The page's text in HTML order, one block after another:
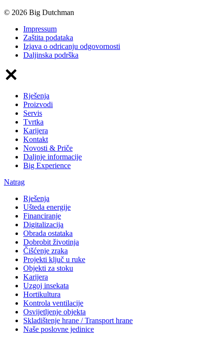
© 2026 Big Dutchman
Impressum
Zaštita podataka
Izjava o odricanju odgovornosti
Daljinska podrška
Rješenja
Proizvodi
Servis
Tvrtka
Karijera
Kontakt
Novosti & Priče
Daljnje informacije
Big Experience
Natrag
Rješenja
Ušteda energije
Financiranje
Digitalizacija
Obrada ostataka
Dobrobit životinja
Čišćenje zraka
Projekti ključ u ruke
Objekti za stoku
Karijera
Uzgoj insekata
Hortikultura
Kontrola ventilacije
Osvijetljenje objekta
Skladištenje hrane / Transport hrane
Naše poslovne jedinice